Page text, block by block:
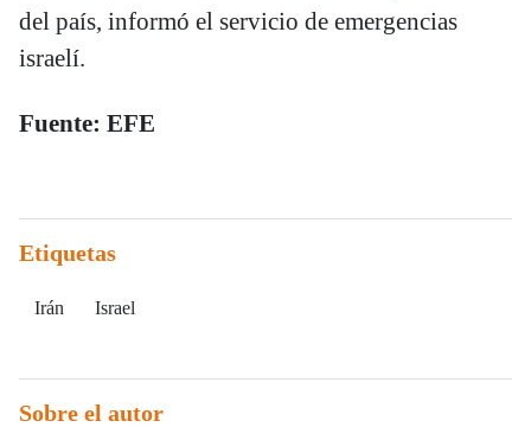
del país, informó el servicio de emergencias
israelí.
Fuente: EFE
Etiquetas
Irán Israel
Sobre el autor